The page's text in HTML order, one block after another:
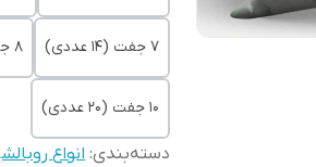
7 جفت (14 عددی) 8 جفت (16 عددی)
10 جفت (20 عددی)
دسته‌بندی:انواع